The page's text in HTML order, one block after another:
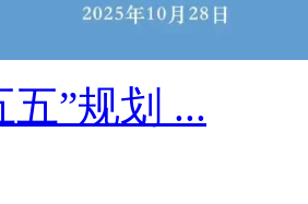
五”规划 ...